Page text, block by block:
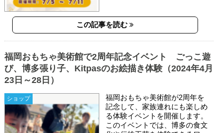
この記事を読む
ショップ
福岡おもちゃ美術館で2周年記念イベント ごっこ遊
び、博多張り子、Kitpasのお絵描き体験（2024年4月
23日～28日）
福岡おもちゃ美術館が2周年を
記念して、家族連れにも楽しめ
る体験イベントを開催します。
このイベントでは、博多の食文